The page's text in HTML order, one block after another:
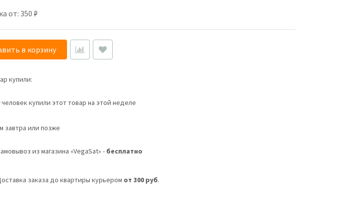
от: 350 ₽
в корзину
купили:
человек купили этот товар на этой неделе
завтра или позже
из магазина «VegaSat» - бесплатно
заказа до квартиры курьером от 300 руб.